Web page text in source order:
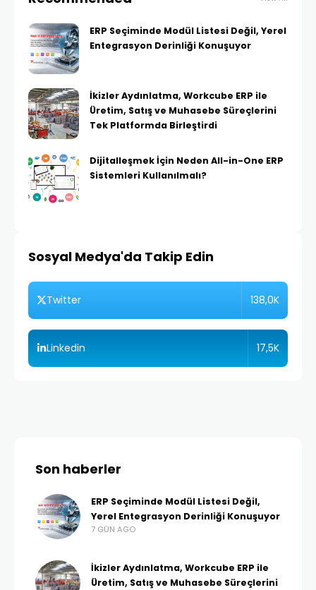
ERP Seçiminde Modül Listesi Değil, Yerel
Entegrasyon Derinliği Konuşuyor
İkizler Aydınlatma, Workcube ERP ile
Üretim, Satış ve Muhasebe Süreçlerini
Tek Platformda Birleştirdi
Dijitalleşmek İçin Neden All-in-One ERP
Sistemleri Kullanılmalı?
Sosyal Medya'da Takip Edin
Twitter 138,0K
Linkedin 17,5K
Son haberler
ERP Seçiminde Modül Listesi Değil,
Yerel Entegrasyon Derinliği Konuşuyor
7 GÜN AGO
İkizler Aydınlatma, Workcube ERP ile
Üretim, Satış ve Muhasebe Süreçlerini